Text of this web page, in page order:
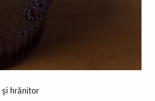
hrănitor